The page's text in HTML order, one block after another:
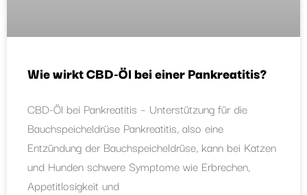
Wie wirkt CBD-Öl bei einer Pankreatitis?
CBD-Öl bei Pankreatitis – Unterstützung für die
Bauchspeicheldrüse Pankreatitis, also eine
Entzündung der Bauchspeicheldrüse, kann bei Katzen
und Hunden schwere Symptome wie Erbrechen,
Appetitlosigkeit und